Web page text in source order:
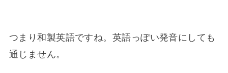
つまり和製英語ですね。英語っぽい発音にしても
通じません。